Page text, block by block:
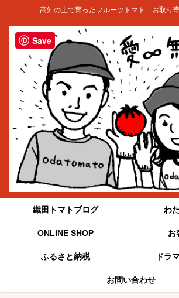
高知の土で育ったフルーツトマト お取り
織田トマトブログ わ
ONLINE SHOP お
ふるさと納税 ドラ
お問い合わせ
Save